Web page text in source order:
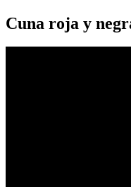
Cuna roja y